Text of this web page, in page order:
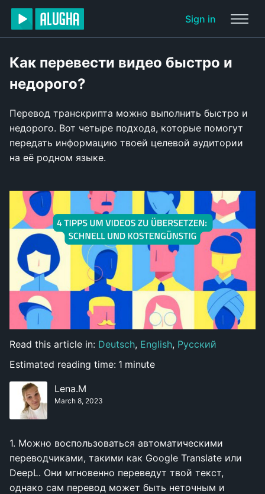
Sign in
Как перевести видео быстро и
недорого?
Перевод транскрипта можно выполнить быстро и
недорого. Вот четыре подхода, которые помогут
передать информацию твоей целевой аудитории
на её родном языке.
Read this article in: Deutsch, English, Русский
Estimated reading time: 1 minute
Lena.M
March 8, 2023
1. Можно воспользоваться автоматическими
переводчиками, такими как Google Translate или
DeepL. Они мгновенно переведут твой текст,
однако сам перевод может быть неточным и